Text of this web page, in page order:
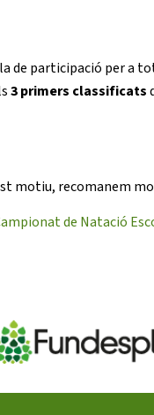
de participació per a
3 primers classificats
motiu, recomanem
de Natació